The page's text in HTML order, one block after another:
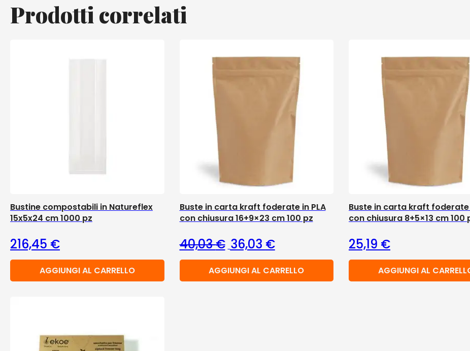
Prodotti correlati
Bustine compostabili in Natureflex
15x5x24 cm 1000 pz
216,45 €
AGGIUNGI AL CARRELLO
Buste in carta kraft foderate in PLA
con chiusura 16+9×23 cm 100 pz
40,03€ Il prezzo originale era: 40,03 €.
36,03 €Il prezzo attuale è: 36,03 €.
AGGIUNGI AL CARRELLO
Buste in carta kraft foderate
con chiusura 8+5×13 cm 100
25,19 €
AGGIUNGI AL